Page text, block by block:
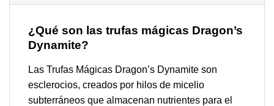
¿Qué son las trufas mágicas Dragon’s
Dynamite?
Las Trufas Mágicas Dragon’s Dynamite son
esclerocios, creados por hilos de micelio
subterráneos que almacenan nutrientes para el